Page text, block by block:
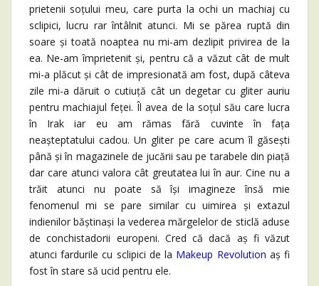
prietenii soțului meu, care purta la ochi un machiaj cu
sclipici, lucru rar întâlnit atunci. Mi se părea ruptă din
soare și toată noaptea nu mi-am dezlipit privirea de la
ea. Ne-am împrietenit și, pentru că a văzut cât de mult
mi-a plăcut și cât de impresionată am fost, după câteva
zile mi-a dăruit o cutiuță cât un degetar cu gliter auriu
pentru machiajul feței. Îl avea de la soțul său care lucra
în Irak iar eu am rămas fără cuvinte în fața
neașteptatului cadou. Un gliter pe care acum îl găsești
până și în magazinele de jucării sau pe tarabele din piață
dar care atunci valora cât greutatea lui în aur. Cine nu a
trăit atunci nu poate să își imagineze însă mie
fenomenul mi se pare similar cu uimirea și extazul
indienilor băștinași la vederea mărgelelor de sticlă aduse
de conchistadorii europeni. Cred că dacă aș fi văzut
atunci fardurile cu sclipici de la Makeup Revolution aș fi
fost în stare să ucid pentru ele.